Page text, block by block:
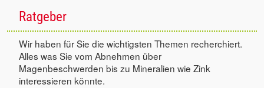
Ratgeber
Wir haben für Sie die wichtigsten Themen recherchiert.
Alles was Sie vom Abnehmen über
Magenbeschwerden bis zu Mineralien wie Zink
interessieren könnte.